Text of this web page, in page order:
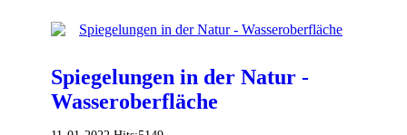
Spiegelungen in der Natur -
Wasseroberfläche